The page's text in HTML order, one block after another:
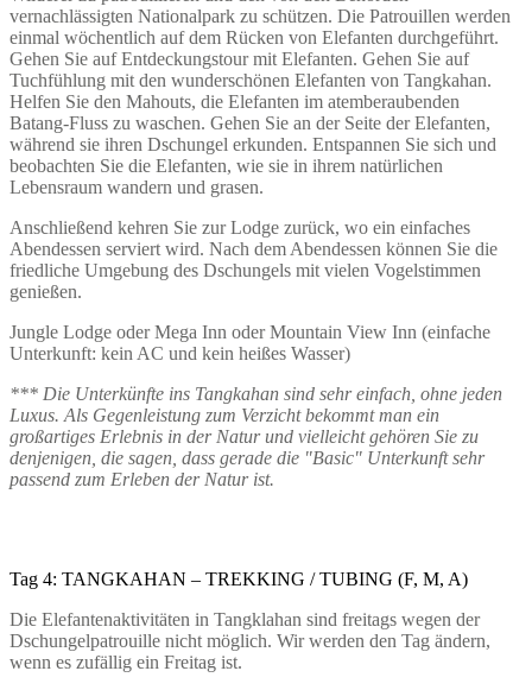
vernachlässigten Nationalpark zu schützen. Die Patrouillen werden
einmal wöchentlich auf dem Rücken von Elefanten durchgeführt.
Gehen Sie auf Entdeckungstour mit Elefanten. Gehen Sie auf
Tuchfühlung mit den wunderschönen Elefanten von Tangkahan.
Helfen Sie den Mahouts, die Elefanten im atemberaubenden
Batang-Fluss zu waschen. Gehen Sie an der Seite der Elefanten,
während sie ihren Dschungel erkunden. Entspannen Sie sich und
beobachten Sie die Elefanten, wie sie in ihrem natürlichen
Lebensraum wandern und grasen.
Anschließend kehren Sie zur Lodge zurück, wo ein einfaches
Abendessen serviert wird. Nach dem Abendessen können Sie die
friedliche Umgebung des Dschungels mit vielen Vogelstimmen
genießen.
Jungle Lodge oder Mega Inn oder Mountain View Inn (einfache
Unterkunft: kein AC und kein heißes Wasser)
*** Die Unterkünfte ins Tangkahan sind sehr einfach, ohne jeden
Luxus. Als Gegenleistung zum Verzicht bekommt man ein
großartiges Erlebnis in der Natur und vielleicht gehören Sie zu
denjenigen, die sagen, dass gerade die "Basic" Unterkunft sehr
passend zum Erleben der Natur ist.
Tag 4: TANGKAHAN – TREKKING / TUBING (F, M, A)
Die Elefantenaktivitäten in Tangklahan sind freitags wegen der
Dschungelpatrouille nicht möglich. Wir werden den Tag ändern,
wenn es zufällig ein Freitag ist.